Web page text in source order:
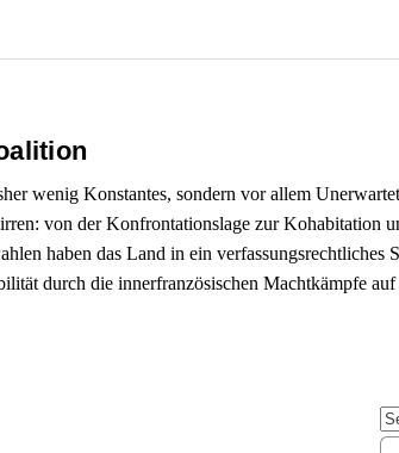
wenig Konstantes, sondern vor allem
von der Konfrontationslage zur Kohabitation
haben das Land in ein
durch die innerfranzösischen Machtkämpfe